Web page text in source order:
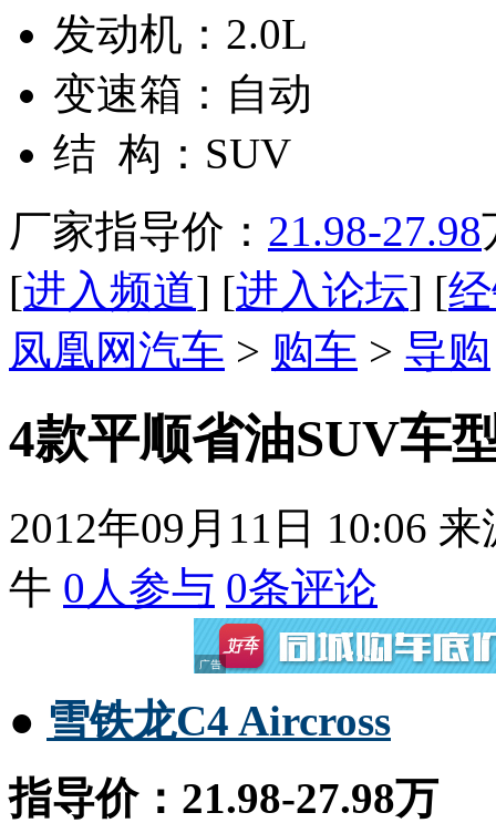
发动机： 2.0L
变速箱： 自动
结 构： SUV
厂家指导价： 21.98-27.98
[进入频道] [进入论坛] [
凤凰网汽车 > 购车 > 导购
4款平顺省油SUV车
2012年09月11日 10:06 来
牛 0 人参与 0条评论
● 雪铁龙C4 Aircross
指导价：21.98-27.98万